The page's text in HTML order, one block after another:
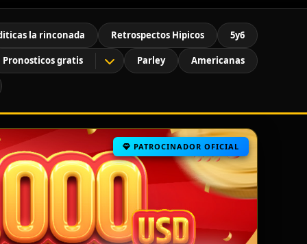
la rinconada Retrospectos Hipicos 5y6
Pronosticos gratis Parley Americanas
PATROCINADOR OFICIAL